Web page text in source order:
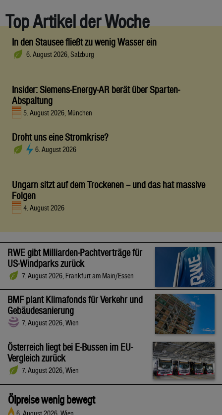
Top Artikel der Woche
In den Stausee fließt zu wenig Wasser ein
6. August 2026, Salzburg
Insider: Siemens-Energy-AR berät über Sparten-
Abspaltung
5. August 2026, München
Droht uns eine Stromkrise?
6. August 2026
Ungarn sitzt auf dem Trockenen – und das hat massive
Folgen
4. August 2026
RWE gibt Milliarden-Pachtverträge für
US-Windparks zurück
7. August 2026, Frankfurt am Main/Essen
BMF plant Klimafonds für Verkehr und
Gebäudesanierung
7. August 2026, Wien
Österreich liegt bei E-Bussen im EU-
Vergleich zurück
7. August 2026, Wien
Ölpreise wenig bewegt